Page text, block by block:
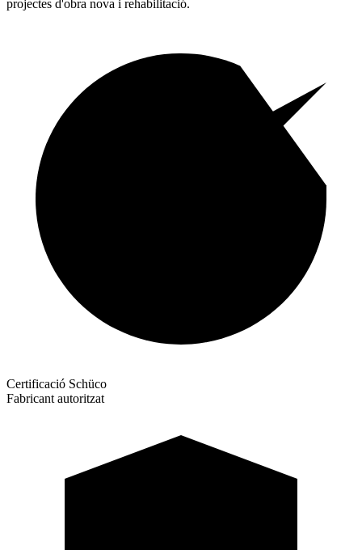
projectes d'obra nova i rehabilitació.
Certificació Schüco
Fabricant autoritzat